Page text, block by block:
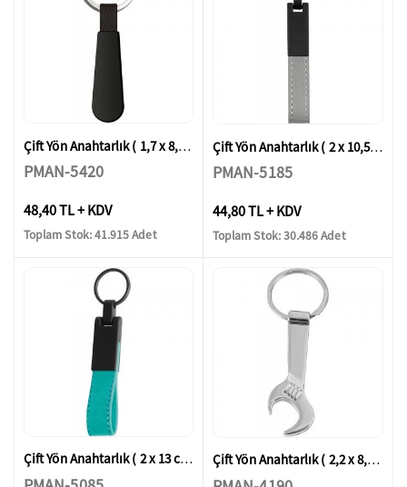
Çift Yön Anahtarlık ( 1,7 x 8,5 cm )
PMAN-5420
48,40 TL + KDV
Toplam Stok: 41.915 Adet
Çift Yön Anahtarlık ( 2 x 10,5 cm )
PMAN-5185
44,80 TL + KDV
Toplam Stok: 30.486 Adet
Çift Yön Anahtarlık ( 2 x 13 cm ) Çift Yön Anahtarlık ( 2,2 x 8,7 cm )